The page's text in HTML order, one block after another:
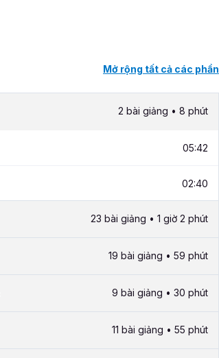
Mở rộng tất cả các phần
2 bài giảng • 8 phút
05:42
02:40
23 bài giảng • 1 giờ 2 phút
19 bài giảng • 59 phút
9 bài giảng • 30 phút
11 bài giảng • 55 phút